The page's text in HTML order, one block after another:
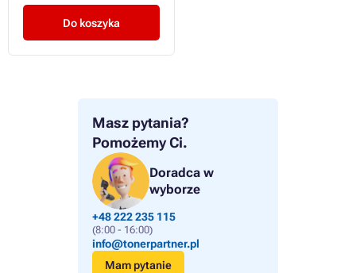
Masz pytania?
Pomożemy Ci.
Doradca w
wyborze
+48 222 235 115
(8:00 - 16:00)
info@tonerpartner.pl
Mam pytanie
Do koszyka